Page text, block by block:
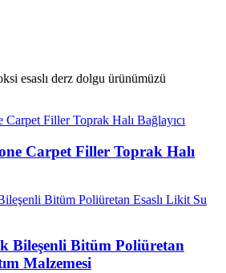
esaslı derz dolgu ürünümüzü
Carpet Filler Toprak Halı
Bileşenli Bitüm Poliüretan
Malzemesi